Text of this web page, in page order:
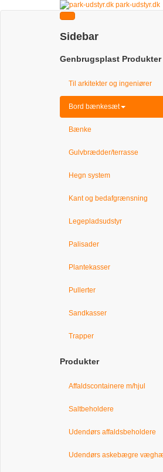
park-udstyr.dk
Sidebar
Genbrugsplast Produkter
Til arkitekter og ingeniører
Bord bænkesæt
Bænke
Gulvbrædder/terrasse
Hegn system
Kant og bedafgrænsning
Legepladsudstyr
Palisader
Plantekasser
Pullerter
Sandkasser
Trapper
Produkter
Affaldscontainere m/hjul
Saltbeholdere
Udendørs affaldsbeholdere
Udendørs askebægre